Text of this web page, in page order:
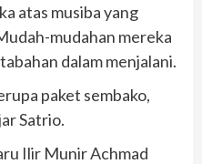
atas musiba yang
mudahan mereka
dalam menjalani.
paket sembako,
Satrio.
Ilir Munir Achmad